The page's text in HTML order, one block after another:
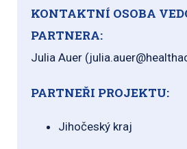
KONTAKTNÍ OSOBA
PARTNERA:
Julia Auer
PARTNEŘI PROJEKTU:
Jihočeský kraj